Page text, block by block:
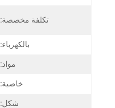
تكلفة مخصصة:
بالكهرباء:
مواد:
خاصية:
شكل: